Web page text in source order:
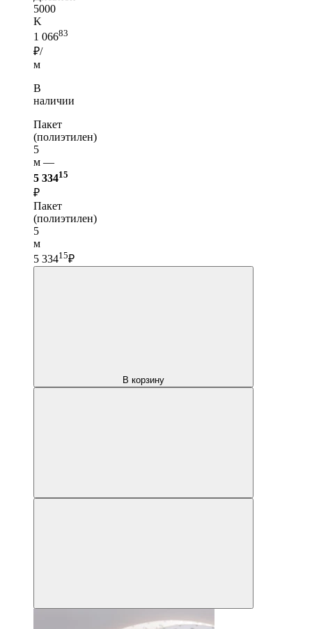
5000
K
1 06683
₽/
м
В
наличии
Пакет
(полиэтилен)
5
м —
5 33415
₽
Пакет
(полиэтилен)
5
м
5 33415₽
В корзину